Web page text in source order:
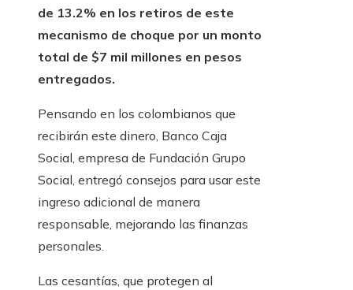
de 13.2% en los retiros de este
mecanismo de choque por un monto
total de $7 mil millones en pesos
entregados.
Pensando en los colombianos que
recibirán este dinero, Banco Caja
Social, empresa de Fundación Grupo
Social, entregó consejos para usar este
ingreso adicional de manera
responsable, mejorando las finanzas
personales.
Las cesantías, que protegen al